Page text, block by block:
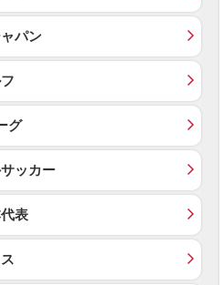
パン
グ
ッカー
表